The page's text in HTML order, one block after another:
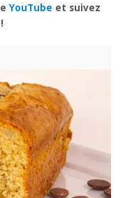
YouTube et suivez